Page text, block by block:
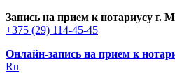
Запись на прием к нотариусу г.
+375 (29) 114-45-45
Онлайн-запись на прием к
Ru